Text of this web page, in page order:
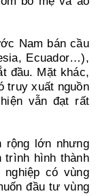
Nam bán cầu
Ecuador…),
đầu. Mặt khác,
truy xuất nguồn
vẫn đạt rất
rộng lớn nhưng
trình hình thành
có vùng
đầu tư vùng